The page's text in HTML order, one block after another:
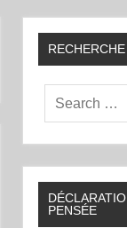
RECHERCHE
PENSÉE